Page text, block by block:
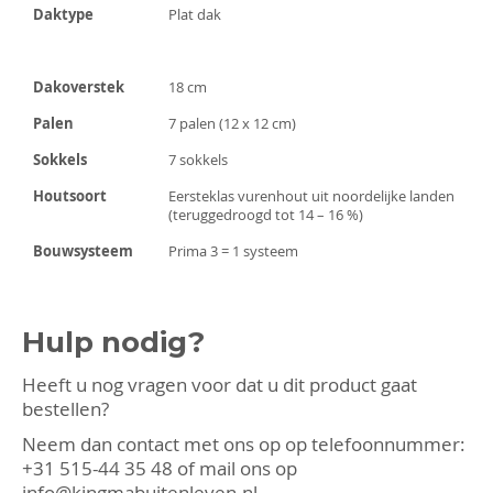
Daktype Plat dak
Dakoverstek
18 cm
Palen
7 palen (12 x 12 cm)
Sokkels
7 sokkels
Houtsoort
Eersteklas vurenhout uit noordelijke landen
(teruggedroogd tot 14 – 16 %)
Bouwsysteem
Prima 3 = 1 systeem
Hulp nodig?
Heeft u nog vragen voor dat u dit product gaat
bestellen?
Neem dan contact met ons op op telefoonnummer:
+31 515-44 35 48 of mail ons op